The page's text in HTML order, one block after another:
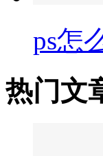
ps怎
热门文